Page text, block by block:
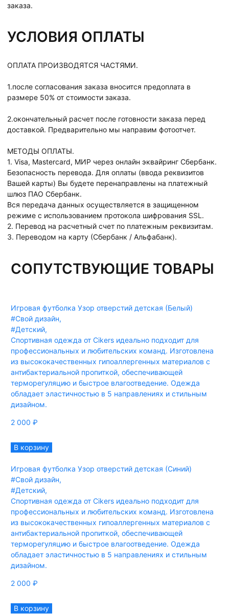
заказа.
УСЛОВИЯ ОПЛАТЫ
ОПЛАТА ПРОИЗВОДЯТСЯ ЧАСТЯМИ.
1.после согласования заказа вносится предоплата в
размере 50% от стоимости заказа.
2.окончательный расчет после готовности заказа перед
доставкой. Предварительно мы направим фотоотчет.
МЕТОДЫ ОПЛАТЫ.
1. Visa, Mastercard, МИР через онлайн эквайринг Сбербанк.
Безопасность перевода. Для оплаты (ввода реквизитов
Вашей карты) Вы будете перенаправлены на платежный
шлюз ПАО Сбербанк.
Вся передача данных осуществляется в защищенном
режиме с использованием протокола шифрования SSL.
2. Перевод на расчетный счет по платежным реквизитам.
3. Переводом на карту (Сбербанк / Альфабанк).
СОПУТСТВУЮЩИЕ ТОВАРЫ
Игровая футболка Узор отверстий детская (Белый)
#Свой дизайн,
#Детский,
Спортивная одежда от Cikers идеально подходит для
профессиональных и любительских команд. Изготовлена
из высококачественных гипоаллергенных материалов с
антибактериальной пропиткой, обеспечивающей
терморегуляцию и быстрое влагоотведение. Одежда
обладает эластичностью в 5 направлениях и стильным
дизайном.
2 000 ₽
В корзину
Игровая футболка Узор отверстий детская (Синий)
#Свой дизайн,
#Детский,
Спортивная одежда от Cikers идеально подходит для
профессиональных и любительских команд. Изготовлена
из высококачественных гипоаллергенных материалов с
антибактериальной пропиткой, обеспечивающей
терморегуляцию и быстрое влагоотведение. Одежда
обладает эластичностью в 5 направлениях и стильным
дизайном.
2 000 ₽
В корзину